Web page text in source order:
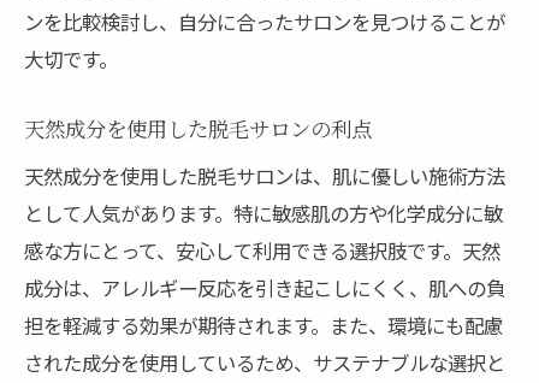
特定の肌トラブルに対応するサロン
ロン
最新技術導入サロンの一覧
痛みを最小限に抑える技術の秘密
レーザー脱毛の進化とその効果
三重県で体験できる最新技術の比較
ンを比較検討し、自分に合ったサロンを見つけることが
大切です。
天然成分を使用した脱毛サロンの利点
天然成分を使用した脱毛サロンは、肌に優しい施術方法
として人気があります。特に敏感肌の方や化学成分に敏
感な方にとって、安心して利用できる選択肢です。天然
成分は、アレルギー反応を引き起こしにくく、肌への負
担を軽減する効果が期待されます。また、環境にも配慮
された成分を使用しているため、サステナブルな選択と